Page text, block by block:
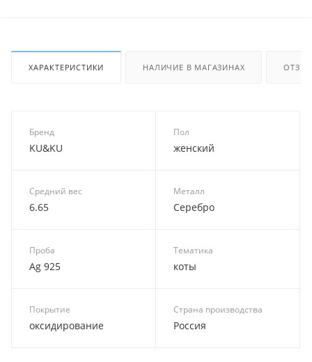
ХАРАКТЕРИСТИКИ НАЛИЧИЕ В МАГАЗИНАХ
Бренд
KU&KU
Пол
женский
Средний вес
6.65
Металл
Серебро
Проба
Ag 925
Тематика
коты
Покрытие
оксидирование
Страна производства
Россия